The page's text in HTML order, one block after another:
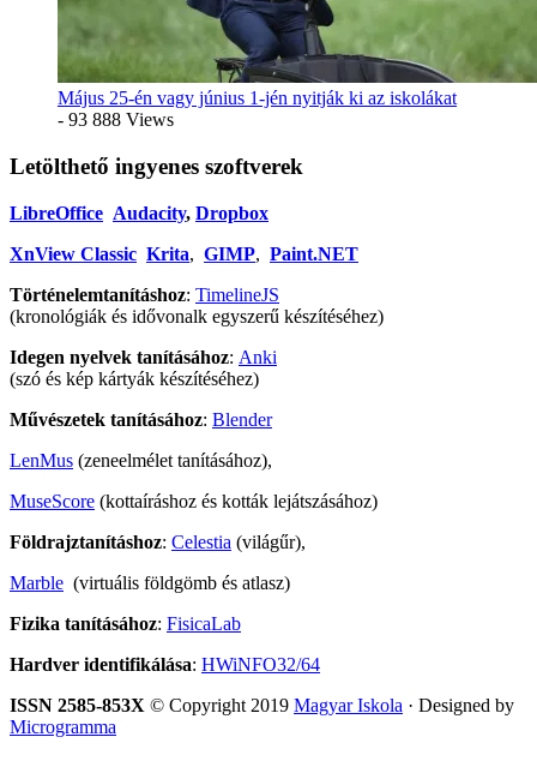
Május 25-én vagy június 1-jén nyitják ki az iskolákat
- 93 888 Views
Letölthető ingyenes szoftverek
LibreOffice Audacity, Dropbox
XnView Classic Krita, GIMP, Paint.NET
Történelemtanításhoz: TimelineJS
(kronológiák és idővonalk egyszerű készítéséhez)
Idegen nyelvek tanításához: Anki
(szó és kép kártyák készítéséhez)
Művészetek tanításához: Blender
LenMus (zeneelmélet tanításához),
MuseScore (kottaíráshoz és kották lejátszásához)
Földrajztanításhoz: Celestia (világűr),
Marble (virtuális földgömb és atlasz)
Fizika tanításához: FisicaLab
Hardver identifikálása: HWiNFO32/64
ISSN 2585-853X © Copyright 2019 Magyar Iskola · Designed by
Microgramma